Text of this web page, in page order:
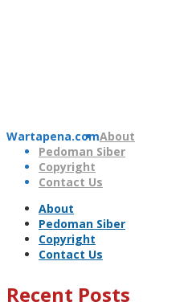
Wartapena.comAbout
Pedoman Siber
Copyright
Contact Us
About
Pedoman Siber
Copyright
Contact Us
Recent Posts